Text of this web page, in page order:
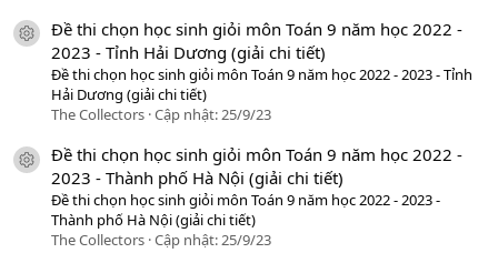
icon tài liệu
Đề thi chọn học sinh giỏi môn Toán 9 năm học 2022 -
2023 - Tỉnh Hải Dương (giải chi tiết)
Đề thi chọn học sinh giỏi môn Toán 9 năm học 2022 - 2023 - Tỉnh
Hải Dương (giải chi tiết)
The Collectors Cập nhật:25/9/23
icon tài liệu
Đề thi chọn học sinh giỏi môn Toán 9 năm học 2022 -
2023 - Thành phố Hà Nội (giải chi tiết)
Đề thi chọn học sinh giỏi môn Toán 9 năm học 2022 - 2023 -
Thành phố Hà Nội (giải chi tiết)
The Collectors Cập nhật:25/9/23